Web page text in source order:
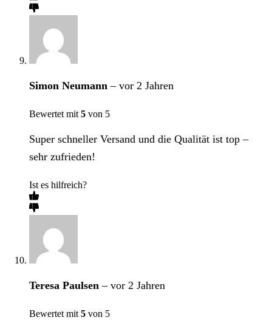
Simon Neumann– vor 2 Jahren
Bewertet mit 5 von 5
Super schneller Versand und die Qualität ist top –
sehr zufrieden!
Ist es hilfreich?
Teresa Paulsen– vor 2 Jahren
Bewertet mit 5 von 5